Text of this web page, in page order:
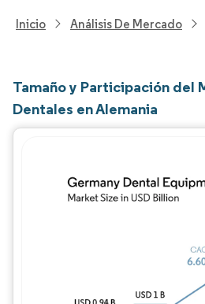
Inicio Análisis De Mercado
Tamaño y Participación del
Dentales en Alemania